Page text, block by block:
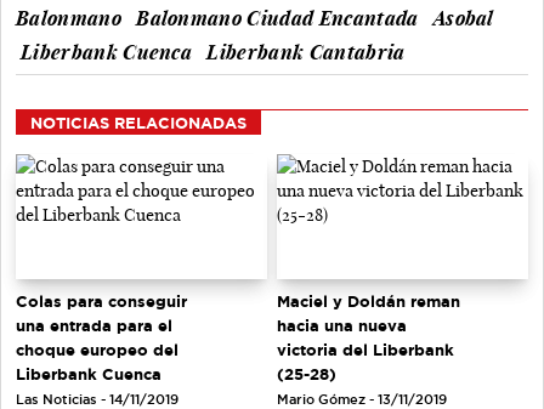
Balonmano
Balonmano Ciudad Encantada
Asobal
Liberbank Cuenca
Liberbank Cantabria
NOTICIAS RELACIONADAS
Colas para conseguir
una entrada para el
choque europeo del
Liberbank Cuenca
Las Noticias - 14/11/2019
Maciel y Doldán reman
hacia una nueva
victoria del Liberbank
(25-28)
Mario Gómez - 13/11/2019